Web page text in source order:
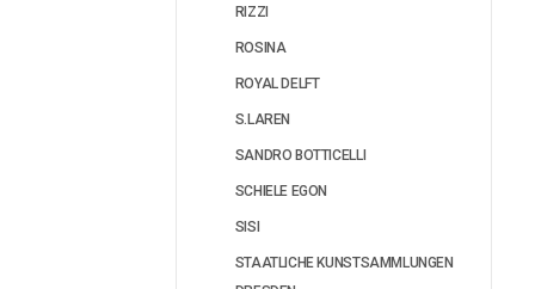
RIZZI
ROSINA
ROYAL DELFT
S.LAREN
SANDRO BOTTICELLI
SCHIELE EGON
SISI
STAATLICHE KUNSTSAMMLUNGEN